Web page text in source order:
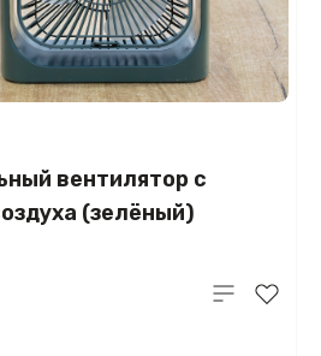
вентилятор с
(зелёный)